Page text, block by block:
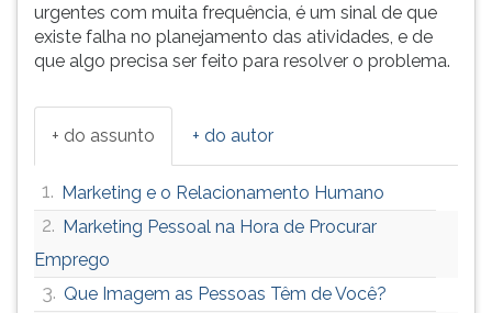
urgentes com muita frequência, é um sinal de que
existe falha no planejamento das atividades, e de
que algo precisa ser feito para resolver o problema.
+ do assunto + do autor
1. Marketing e o Relacionamento Humano
2. Marketing Pessoal na Hora de Procurar
Emprego
3. Que Imagem as Pessoas Têm de Você?